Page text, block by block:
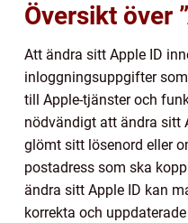
Översikt över
Att ändra sitt Apple ID
inloggningsuppgifter
till Apple-tjänster och
nödvändigt att ändra sitt
glömt sitt lösenord eller
postadress som ska
ändra sitt Apple ID kan
korrekta och